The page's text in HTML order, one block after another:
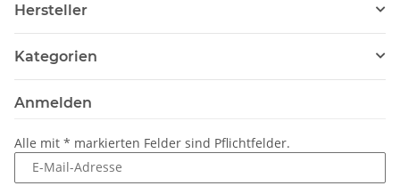
Hersteller
Kategorien
Anmelden
Alle mit * markierten Felder sind Pflichtfelder.
E-Mail-Adresse